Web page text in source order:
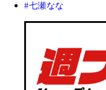
七瀬なな